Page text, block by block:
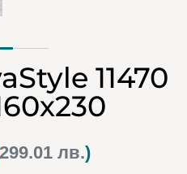
11470
299.01 лв.)